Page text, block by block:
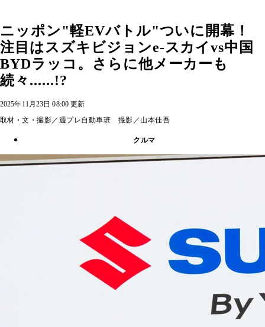
ニッポン"軽EVバトル"ついに開幕！
注目はスズキビジョンe‐スカイvs中国
BYDラッコ。さらに他メーカーも
続々......!?
2025年11月23日 08:00 更新
取材・文・撮影／週プレ自動車班 撮影／山本佳吾
クルマ